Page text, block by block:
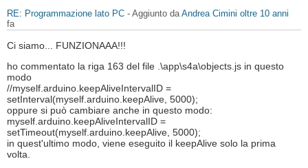
RE: Programmazione lato PC - Aggiunto da Andrea Cimini oltre 10 anni
fa
Ci siamo... FUNZIONAAA!!!
ho commentato la riga 163 del file .\app\s4a\objects.js in questo
modo
//myself.arduino.keepAliveIntervalID =
setInterval(myself.arduino.keepAlive, 5000);
oppure si può cambiare anche in questo modo:
myself.arduino.keepAliveIntervalID =
setTimeout(myself.arduino.keepAlive, 5000);
in quest'ultimo modo, viene eseguito il keepAlive solo la prima
volta.